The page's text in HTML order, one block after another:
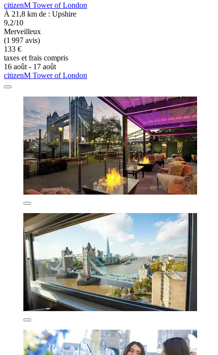
citizenM Tower of London
À 21,8 km de : Upshire
9,2/10
Merveilleux
(1 997 avis)
133 €
taxes et frais compris
16 août - 17 août
citizenM Tower of London